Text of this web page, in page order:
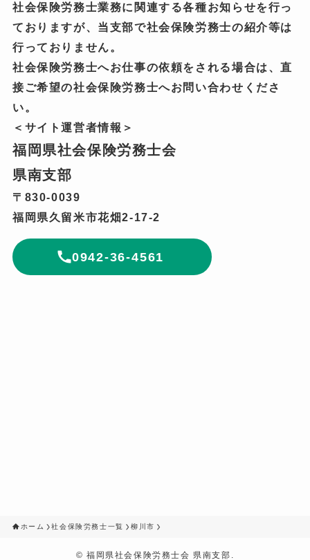
社会保険労務士業務に関連する各種お知らせを行っ
ておりますが、当支部で社会保険労務士の紹介等は
行っておりません。
社会保険労務士へお仕事の依頼をされる場合は、直
接ご希望の社会保険労務士へお問い合わせくださ
い。
＜サイト運営者情報＞
福岡県社会保険労務士会
県南支部
〒830-0039
福岡県久留米市花畑2-17-2
0942-36-4561
ホーム 社会保険労務士一覧 柳川市
© 福岡県社会保険労務士会 県南支部.